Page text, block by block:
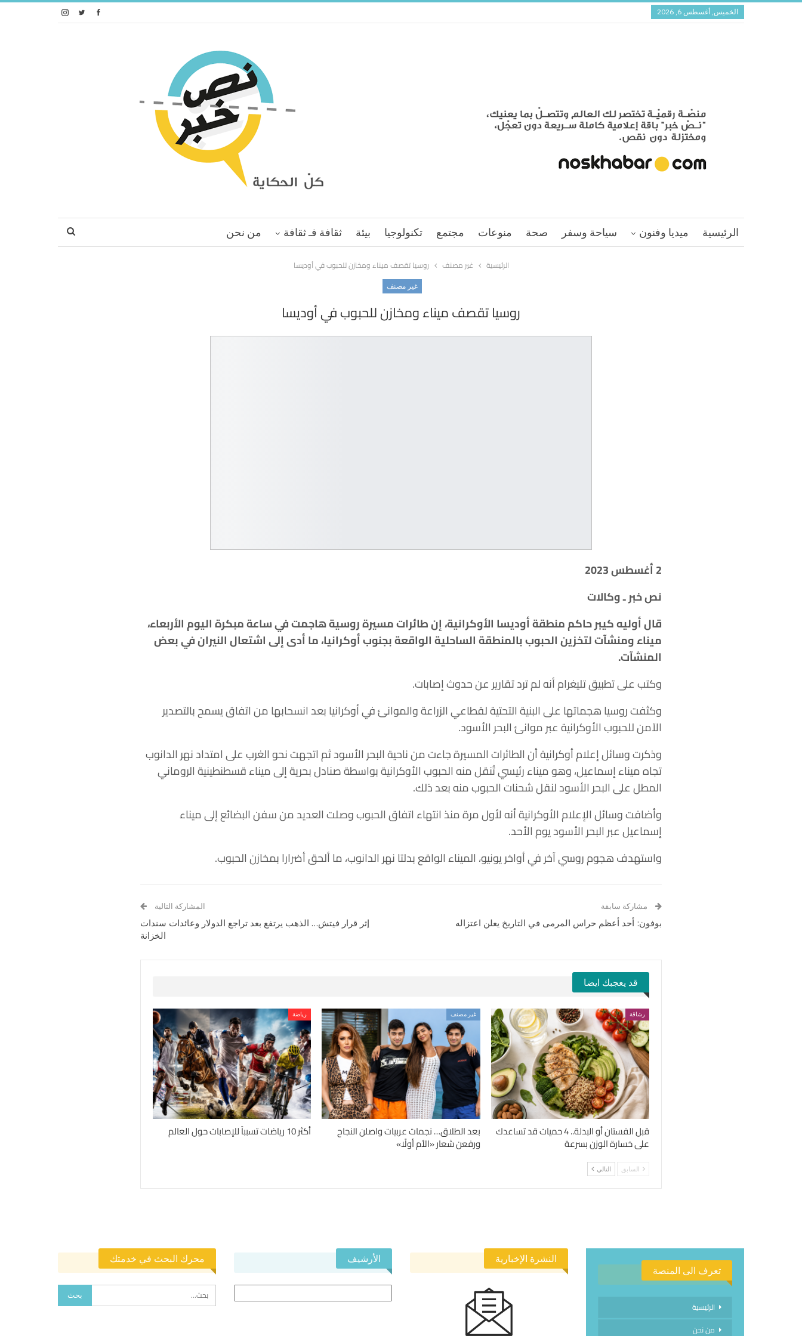
الخميس, أغسطس 6, 2026
الرئيسية ميديا وفنون سياحة وسفر صحة منوعات مجتمع تكنولوجيا بيئة ثقافة فـ ثقافة من نحن
الرئيسية غير مصنف روسيا تقصف ميناء ومخازن للحبوب في أوديسا
غير مصنف
روسيا تقصف ميناء ومخازن للحبوب في أوديسا
2 أغسطس 2023
نص خبر ـ وكالات
قال أوليه كيبر حاكم منطقة أوديسا الأوكرانية، إن طائرات مسيرة روسية هاجمت في ساعة مبكرة اليوم الأربعاء،
ميناء ومنشآت لتخزين الحبوب بالمنطقة الساحلية الواقعة بجنوب أوكرانيا، ما أدى إلى اشتعال النيران في بعض
المنشآت.
وكتب على تطبيق تليغرام أنه لم ترد تقارير عن حدوث إصابات.
وكثفت روسيا هجماتها على البنية التحتية لقطاعي الزراعة والموانئ في أوكرانيا بعد انسحابها من اتفاق يسمح بالتصدير
الآمن للحبوب الأوكرانية عبر موانئ البحر الأسود.
وذكرت وسائل إعلام أوكرانية أن الطائرات المسيرة جاءت من ناحية البحر الأسود ثم اتجهت نحو الغرب على امتداد نهر الدانوب
تجاه ميناء إسماعيل، وهو ميناء رئيسي تُنقل منه الحبوب الأوكرانية بواسطة صنادل بحرية إلى ميناء قسطنطينية الروماني
المطل على البحر الأسود لنقل شحنات الحبوب منه بعد ذلك.
وأضافت وسائل الإعلام الأوكرانية أنه لأول مرة منذ انتهاء اتفاق الحبوب وصلت العديد من سفن البضائع إلى ميناء
إسماعيل عبر البحر الأسود يوم الأحد.
واستهدف هجوم روسي آخر في أواخر يونيو، الميناء الواقع بدلتا نهر الدانوب، ما ألحق أضرارا بمخازن الحبوب.
مشاركة سابقة
بوفون: أحد أعظم حراس المرمى في التاريخ يعلن اعتزاله
المشاركة التالية
إثر قرار فيتش… الذهب يرتفع بعد تراجع الدولار وعائدات سندات
الخزانة
قد يعجبك ايضا
رشاقة
قبل الفستان أو البدلة.. 4 حميات قد تساعدك
على خسارة الوزن بسرعة
غير مصنف
بعد الطلاق… نجمات عربيات واصلن النجاح
ورفعن شعار «الأم أولًا»
رياضة
أكثر 10 رياضات تسبباً للإصابات حول العالم
السابق التالي
تعرف الى المنصة
الرئيسية
من نحن
النشرة الإخبارية الأرشيف محرك البحث في خدمتك